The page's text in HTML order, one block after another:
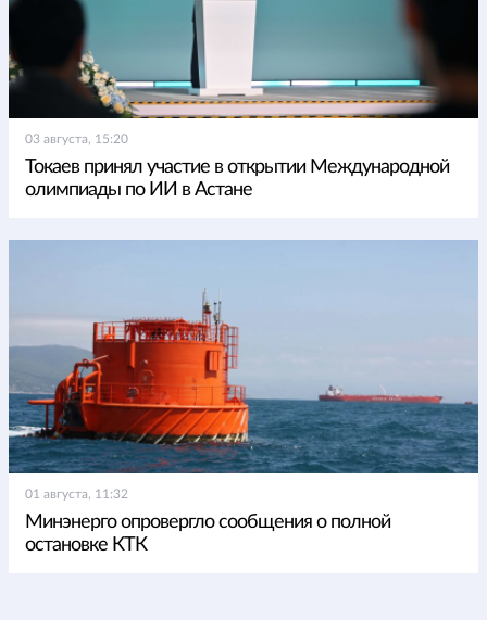
03 августа, 15:20
Токаев принял участие в открытии Международной
олимпиады по ИИ в Астане
01 августа, 11:32
Минэнерго опровергло сообщения о полной
остановке КТК